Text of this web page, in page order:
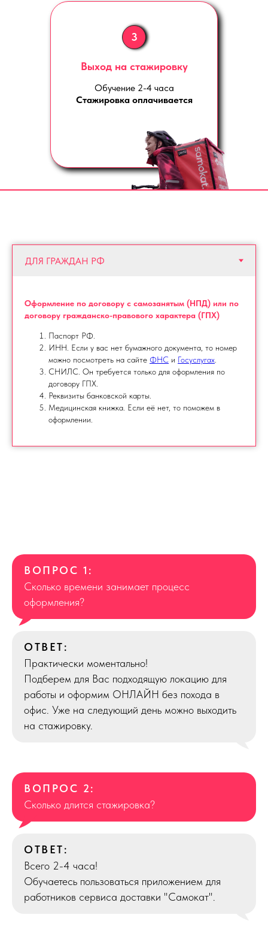
3
Выход на стажировку
Обучение 2-4 часа
Стажировка оплачивается
Оформление по договору с самозанятым (НПД) или по
договору гражданско-правового характера (ГПХ)
Паспорт РФ.
ИНН. Если у вас нет бумажного документа, то номер
можно посмотреть на сайте ФНС и Госуслугах
СНИЛС. Он требуется только для оформления по
договору ГПХ.
Реквизиты банковской карты.
Медицинская книжка. Если её нет, то поможем в
оформлении.
ВОПРОС 1:
Сколько времени занимает процесс
оформления?
ОТВЕТ:
Практически моментально!
Подберем для Вас подходящую локацию для
работы и оформим ОНЛАЙН без похода в
офис. Уже на следующий день можно выходить
на стажировку.
ВОПРОС 2:
Сколько длится стажировка?
ОТВЕТ:
Всего 2-4 часа!
Обучаетесь пользоваться приложением для
работников сервиса доставки "Самокат".